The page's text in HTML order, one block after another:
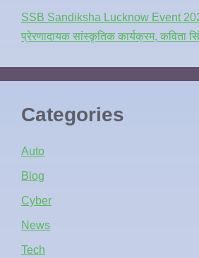
SSB Sandiksha Lucknow Event 2026:
प्रेरणादायक सांस्कृतिक कार्यक्रम, कविता
Categories
Auto
Blog
Cyber
News
Tech